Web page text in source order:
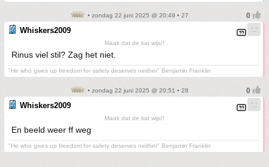
• zondag 22 juni 2025 @ 20:49 • 27
Whiskers2009
Maak dat de kat wijs!!
Rinus viel stil? Zag het niet.
"He who gives up freedom for safety deserves neither" Benjamin Franklin
• zondag 22 juni 2025 @ 20:51 • 28
Whiskers2009
Maak dat de kat wijs!!
En beeld weer ff weg
"He who gives up freedom for safety deserves neither" Benjamin Franklin